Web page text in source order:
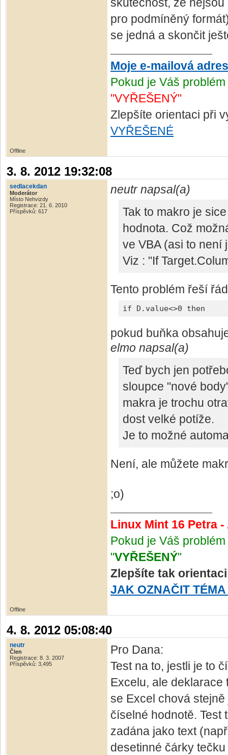
pro podmíněný
se jedná a skončit
Moje e-mailová
Pokud je Váš
"VYŘEŠENÝ"
Zlepšíte orientaci při
VYŘEŠENÉ
Offline
3. 8. 2012 19:32:08
sedlacekdan
Moderátor
Místo Nehvizdy
Registrace: 21. 6. 2010
Příspěvků: 617
neutr napsal(a)
Tak to makro je
hodnota. Což
ve VBA (asi to není
Viz : "If
Tento problém řeší
if D.value<>0 then
pokud buňka
elmo napsal(a)
Teď bych jen
sloupce "nové
makra je trochu
dost velké potíže.
Je to možné
Není, ale můžete
;o)
Linux Mint 16 Petra
Pokud je Váš
"VYŘEŠENÝ"
Zlepšíte tak
JAK OZNAČIT TÉMA
Offline
4. 8. 2012 05:08:40
neutr
Člen
Registrace: 8. 3. 2007
Příspěvků: 3,495
Pro Dana:
Test na to, jestli je to
Excelu, ale
se Excel chová
číselné hodnotě. Test
zadána jako text
desetinné čárky